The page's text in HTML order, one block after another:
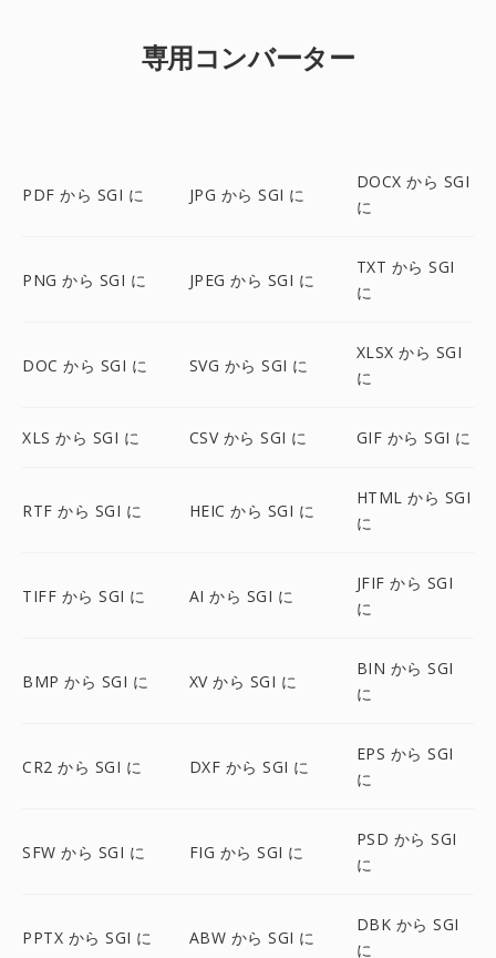
専用コンバーター
PDF から SGI に JPG から SGI に
DOCX から SGI
に
PNG から SGI に JPEG から SGI に
TXT から SGI
に
DOC から SGI に SVG から SGI に
XLSX から SGI
に
XLS から SGI に CSV から SGI に GIF から SGI に
RTF から SGI に HEIC から SGI に
HTML から SGI
に
TIFF から SGI に AI から SGI に
JFIF から SGI
に
BMP から SGI に XV から SGI に
BIN から SGI
に
CR2 から SGI に DXF から SGI に
EPS から SGI
に
SFW から SGI に FIG から SGI に
PSD から SGI
に
PPTX から SGI に ABW から SGI に
DBK から SGI
に